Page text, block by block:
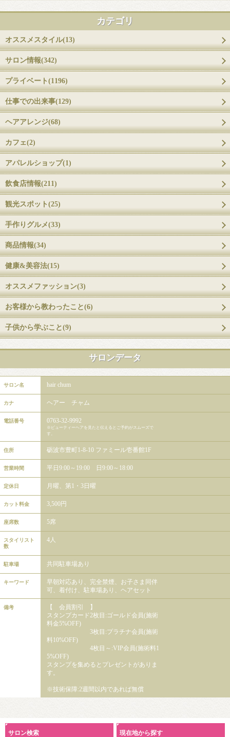
カテゴリ
オススメスタイル(13)
サロン情報(342)
プライベート(1196)
仕事での出来事(129)
ヘアアレンジ(68)
カフェ(2)
アパレルショップ(1)
飲食店情報(211)
観光スポット(25)
手作りグルメ(33)
商品情報(34)
健康&美容法(15)
オススメファッション(3)
お客様から教わったこと(6)
子供から学ぶこと(9)
サロンデータ
サロン名 hair chum
カナ ヘアー チャム
電話番号 0763-32-9992
※ビューティーヘアを見たと伝えるとご予約がスムーズで
す。
住所 砺波市豊町1-8-10 ファミール壱番館1F
営業時間 平日9:00～19:00 日9:00～18:00
定休日 月曜、第1・3日曜
カット料金 3,500円
座席数 5席
スタイリスト
数
4人
駐車場 共同駐車場あり
キーワード
早朝対応あり、完全禁煙、お子さま同伴
可、着付け、駐車場あり、ヘアセット
備考
【 会員割引 】
スタンプカード2枚目:ゴールド会員(施術
料金5%OFF)
3枚目:プラチナ会員(施術
料10%OFF)
4枚目～:VIP会員(施術料1
5%OFF)
スタンプを集めるとプレゼントがありま
す。
※技術保障:2週間以内であれば無償
サロン検索 現在地から探す